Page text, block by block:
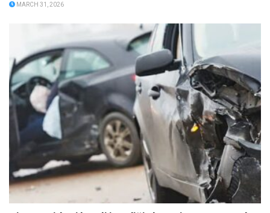
MARCH 31, 2026